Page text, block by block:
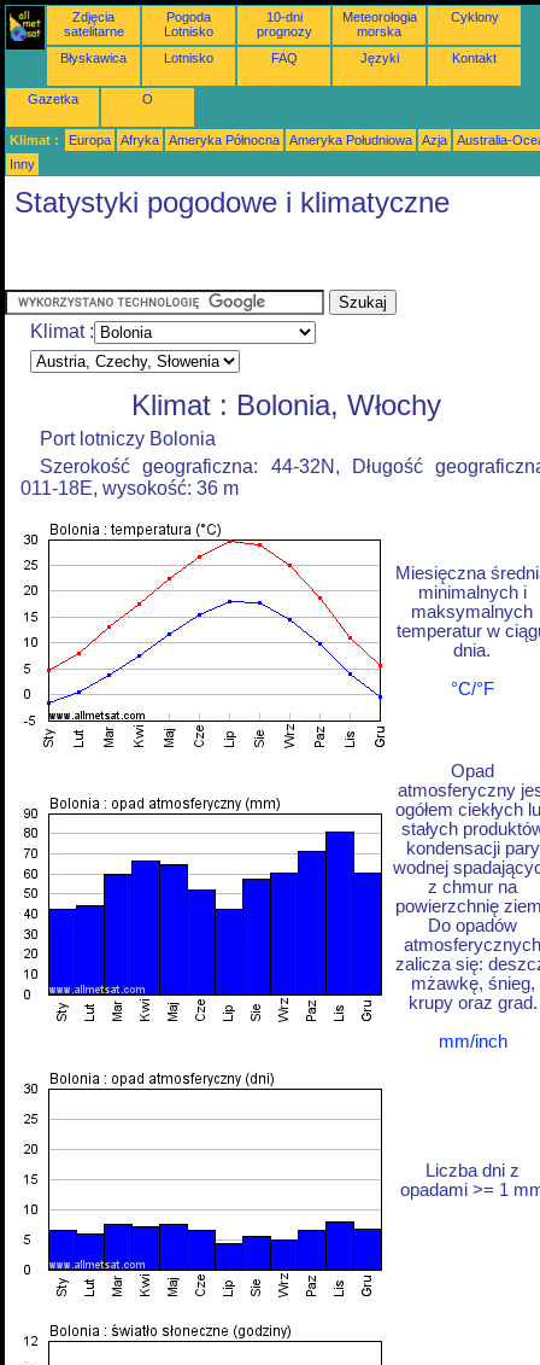
Zdjęcia
satelitarne
Pogoda
Lotnisko
10-dni
prognozy
Meteorologia
morska
Cyklony
Błyskawica Lotnisko FAQ Języki Kontakt
Gazetka O
Klimat : Europa Afryka Ameryka Północna Ameryka Południowa Azja
Australia-
Inny
Statystyki pogodowe i klimatyczne
Klimat :
Klimat : Bolonia, Włochy
Port lotniczy Bolonia
Szerokość geograficzna: 44-32N, Długość
011-18E, wysokość: 36 m
Miesięczna
minimalnych i
maksymalnych
temperatur w
dnia.
°C/°F
Opad
atmosferyczny
ogółem ciekłych
stałych
kondensacji pary
wodnej
z chmur na
powierzchnię
Do opadów
atmosferycznych
zalicza się:
mżawkę, śnieg,
krupy oraz grad.
mm/inch
Liczba dni z
opadami >= 1